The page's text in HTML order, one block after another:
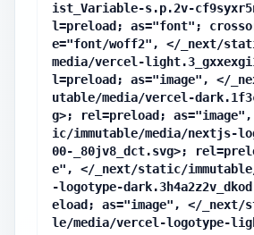
ist_Variable-s.p.2v-
l=preload; as="font";
e="font/woff2", </_next/
media/vercel-
l=preload; as="image", </
utable/media/vercel-
g>; rel=preload;
ic/immutable/media/nextjs-
00-_80jv8_dct.svg>;
e", </_next/static/
-logotype-
eload; as="image", </_next/
le/media/vercel-logotype-